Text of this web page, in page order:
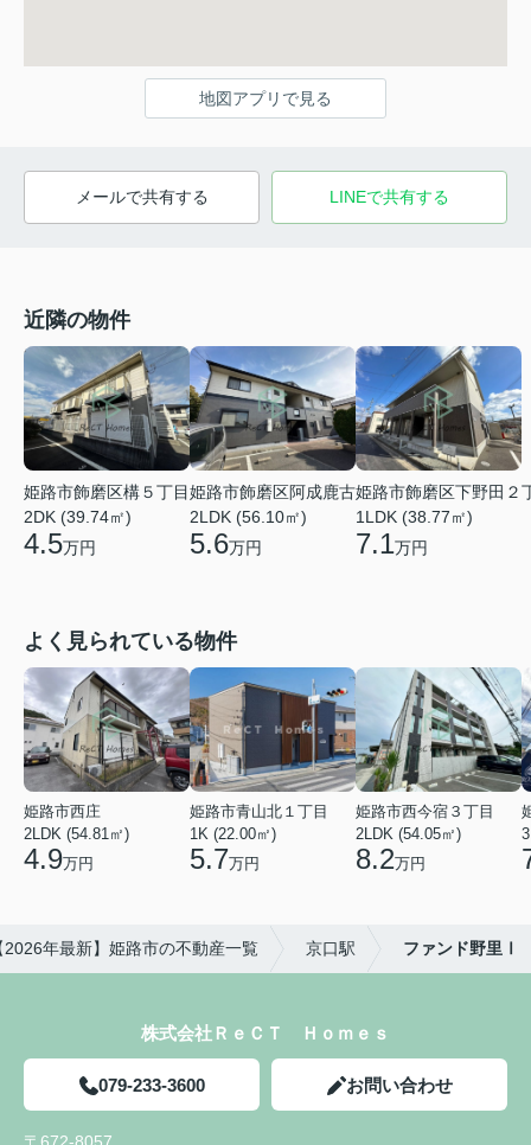
地図アプリで見る
メールで共有する LINEで共有する
近隣の物件
姫路市飾磨区構５丁目
2DK (39.74㎡)
4.5万円
姫路市飾磨区阿成鹿古
2LDK (56.10㎡)
5.6万円
姫路市飾磨区下野田２
1LDK (38.77㎡)
7.1万円
よく見られている物件
姫路市西庄
2LDK (54.81㎡)
4.9万円
姫路市青山北１丁目
1K (22.00㎡)
5.7万円
姫路市西今宿３丁目
2LDK (54.05㎡)
8.2万円
2026年最新】姫路市の不動産一覧 京口駅 ファンド野里Ⅰ
株式会社ＲｅＣＴ Ｈｏｍｅｓ
079-233-3600 お問い合わせ